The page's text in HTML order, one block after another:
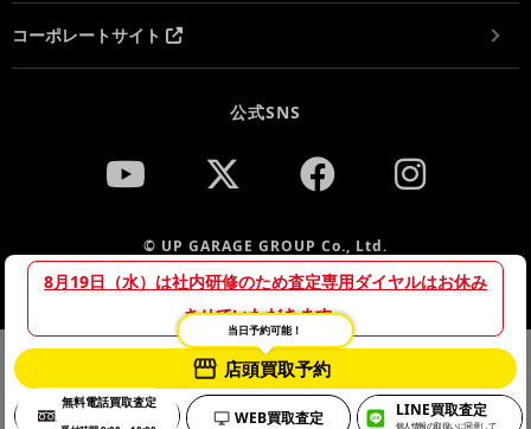
8月19日（水）は社内研修のため査定専用ダイヤルはお休み
させていただきます。
当日予約可能！
店頭買取予約
無料電話買取査定
WEB買取査定 LINE買取査定
個人情報の取扱いに同意して
コーポレートサイト
公式SNS
© UP GARAGE GROUP Co., Ltd.
当サイトでは、サイトの利便性向上や利用状況の分析のために
Cookieを使用しています。詳細は「プライバシーポリシー」をご
確認のうえ、Cookieの使用にご同意ください。